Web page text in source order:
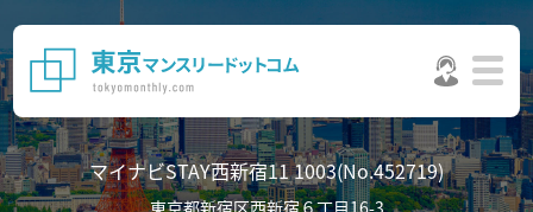
マイナビSTAY西新宿11 1003(No.452719)
東京都新宿区西新宿６丁目16-3